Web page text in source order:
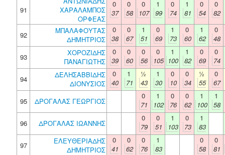
91
ΧΑΡΑΛΑΜΠΟΣ
ΟΡΦΕΑΣ
0
37
0
58
0
107
1
99
0
74
1
81
0
54
0
82
92
ΜΠΑΛΑΦΟΥΤΑΣ
ΔΗΜΗΤΡΙΟΣ
0
38
0
67
1
51
0
69
1
73
0
60
1
62
0
48
93
ΧΟΡΟΖΙΔΗΣ
ΠΑΝΑΓΙΩΤΗΣ
0
39
0
60
0
56
0
105
1
100
1
82
0
69
0
74
94
ΔΕΛΗΣΑΒΒΙΔΗΣ
ΔΙΟΝΥΣΙΟΣ
0
40
1
71
½
43
1
30
0
10
0
34
½
55
0
67
95
ΔΡΟΓΑΛΑΣ ΓΕΩΡΓΙΟΣ
0
71
1
102
0
76
0
62
1
100
1
58
96
ΔΡΟΓΑΛΑΣ ΙΩΑΝΝΗΣ
0
79
0
51
1
103
0
73
1
83
97
ΕΛΕΥΘΕΡΙΑΔΗΣ
ΔΗΜΗΤΡΙΟΣ
0
41
0
62
0
76
1
83
0
58
0
81